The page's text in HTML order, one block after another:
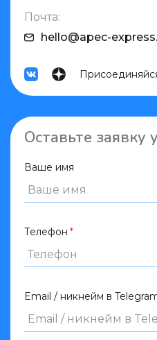
Почта:
hello@apec-
Оставьте заявку
Ваше имя
Телефон
Email / никнейм в